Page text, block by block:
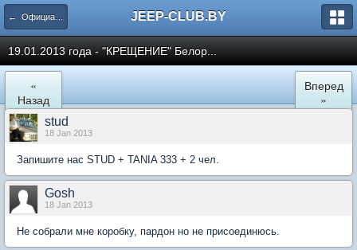
← Официальные клубные мероприятия JEEP-CLUB.BY
19.01.2013 года - "КРЕЩЕНИЕ" Белор...
«
Назад
Вперед
»
stud
18 Jan 2013
Запишите нас STUD + TANIA 333 + 2 чел.
Gosh
18 Jan 2013
Не собрали мне коробку, пардон но не присоединюсь.